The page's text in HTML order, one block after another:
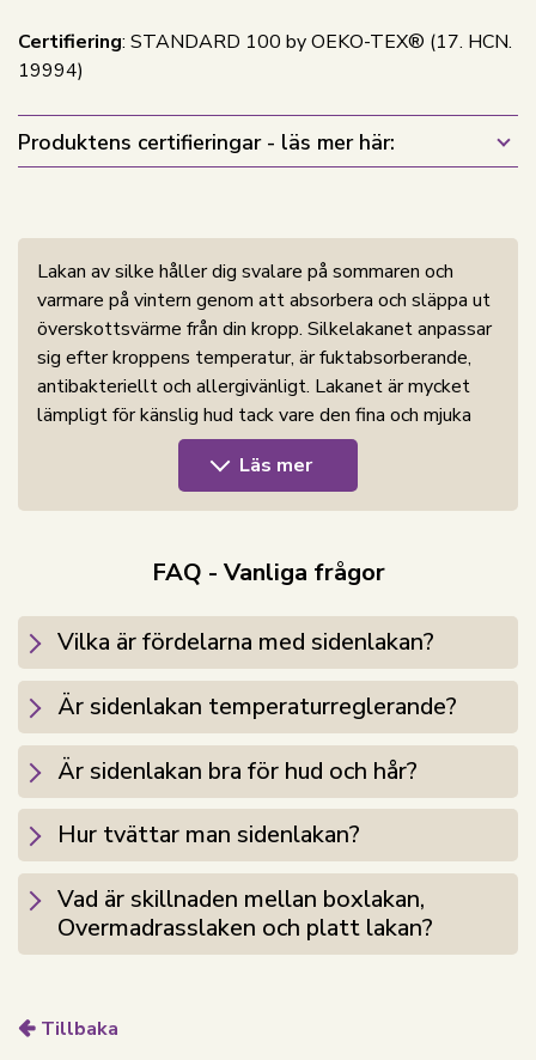
Certifiering: STANDARD 100 by OEKO-TEX® (17. HCN.
19994)
Produktens certifieringar - läs mer här:
Lakan av silke håller dig svalare på sommaren och
varmare på vintern genom att absorbera och släppa ut
överskottsvärme från din kropp. Silkelakanet anpassar
sig efter kroppens temperatur, är fuktabsorberande,
antibakteriellt och allergivänligt. Lakanet är mycket
lämpligt för känslig hud tack vare den fina och mjuka
ytan. Silke absorberar inte naturliga fetter och fukt från
hud och hår, utan bibehåller den naturliga fuktnivån.
Silkelakan från By Borg tillverkas av det finaste
mullbärssilke, i en stark silkesatinkvalitet med en hög
momme på 19.
Silke mäts i mommevikt, vilket är ett uttryck för
silkets kvalitet och hållbarhet. Ju högre mommevikt,
desto bättre silke. En mommevikt på 19 är idealisk
och lämplig för tillverkning av högkvalitativa silkelakan.
Om du saknar den där extra lyxen i sovrummet,
rekommenderar vi ett silkelakan. Det passar dig som
vill ha den bästa komforten, välbefinnandet och en ren
känsla av njutning.
Silkelakan kan tvättas i 30° skonsam tvätt och med
lakan och bör därför inte torktumlas utan lufttorkas.
Läs mer
FAQ - Vanliga frågor
Vilka är fördelarna med sidenlakan?
Är sidenlakan temperaturreglerande?
Är sidenlakan bra för hud och hår?
Hur tvättar man sidenlakan?
Vad är skillnaden mellan boxlakan,
Overmadrasslaken och platt lakan?
Tillbaka